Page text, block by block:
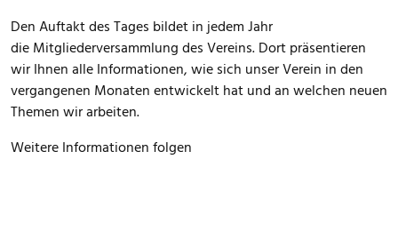
Den Auftakt des Tages bildet in jedem Jahr
die Mitgliederversammlung des Vereins. Dort präsentieren
wir Ihnen alle Informationen, wie sich unser Verein in den
vergangenen Monaten entwickelt hat und an welchen neuen
Themen wir arbeiten.
Weitere Informationen folgen